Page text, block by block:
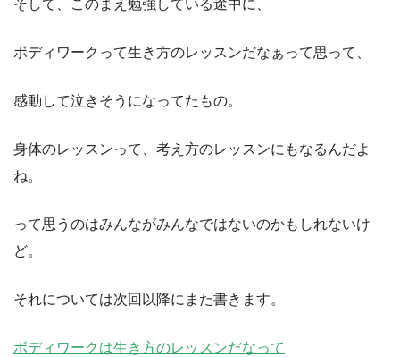
そして、このまえ勉強している途中に、
ボディワークって生き方のレッスンだなぁって思って、
感動して泣きそうになってたもの。
身体のレッスンって、考え方のレッスンにもなるんだよ
ね。
って思うのはみんながみんなではないのかもしれないけ
ど。
それについては次回以降にまた書きます。
ボディワークは生き方のレッスンだなって